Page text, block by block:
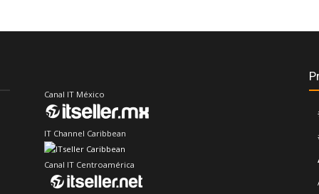
Canal IT México
IT Channel Caribbean
Canal IT Centroamérica